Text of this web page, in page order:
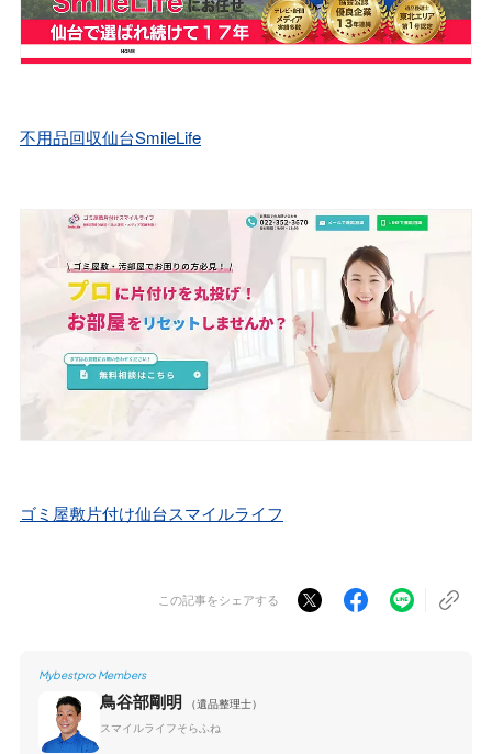
不用品回収仙台SmileLife
ゴミ屋敷片付け仙台スマイルライフ
この記事をシェアする
Mybestpro Members
鳥谷部剛明
（遺品整理士）
スマイルライフそらふね